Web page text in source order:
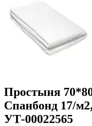
Простыня
Спанбонд 17/
УТ-00022565